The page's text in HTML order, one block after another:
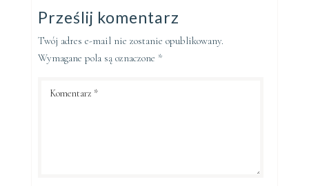
Prześlij komentarz
Twój adres e-mail nie zostanie opublikowany.
Wymagane pola są oznaczone *